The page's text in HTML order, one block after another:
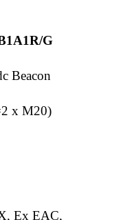
G
Beacon
x M20)
Ex EAC,